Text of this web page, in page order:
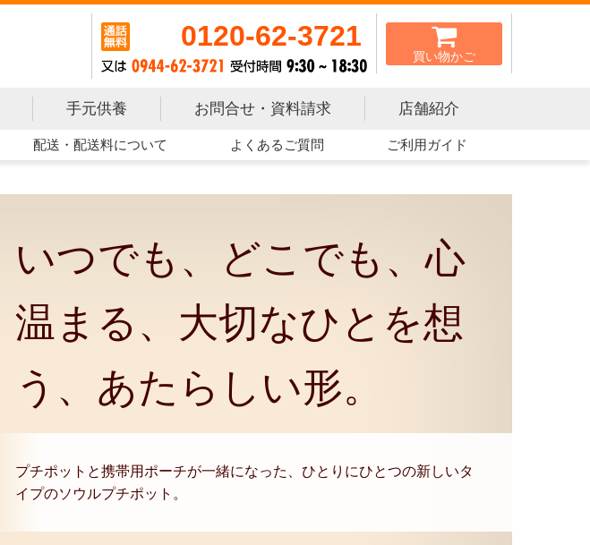
0120-62-3721
買い物かご
手元供養 お問合せ・資料請求 店舗紹介
配送・配送料について よくあるご質問 ご利用ガイド
いつでも、どこでも、心
温まる、大切なひとを想
う、あたらしい形。
プチポットと携帯用ポーチが一緒になった、ひとりにひとつの新しいタ
イプのソウルプチポット。